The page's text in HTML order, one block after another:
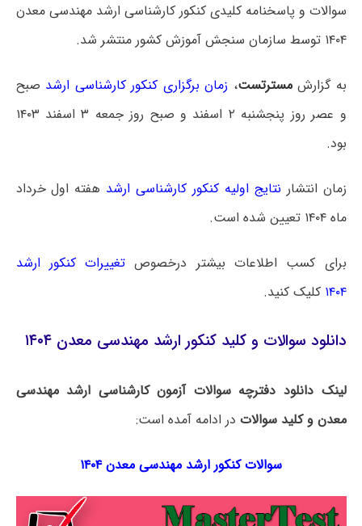
سوالات و پاسخنامه کلیدی کنکور کارشناسی ارشد مهندسی معدن
۱۴۰۴ توسط سازمان سنجش آموزش کشور منتشر شد.
به گزارشمسترتست، زمان برگزاری کنکور کارشناسی ارشد صبح
و عصر روز پنجشنبه ۲ اسفند و صبح روز جمعه ۳ اسفند ۱۴۰۳
بود.
زمان انتشار نتایج اولیه کنکور کارشناسی ارشد هفته اول خرداد
ماه ۱۴۰۴ تعیین شده است.
برای کسب اطلاعات بیشتر درخصوص تغییرات کنکور ارشد
۱۴۰۴ کلیک کنید.
دانلود سوالات و کلید کنکور ارشد مهندسی معدن ۱۴۰۴
لینک دانلود دفترچه سوالات آزمون کارشناسی ارشد مهندسی
معدن و کلید سوالات در ادامه آمده است:
سوالات کنکور ارشد مهندسی معدن ۱۴۰۴